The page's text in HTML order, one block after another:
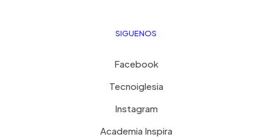
SIGUENOS
Facebook
Tecnoiglesia
Instagram
Academia Inspira